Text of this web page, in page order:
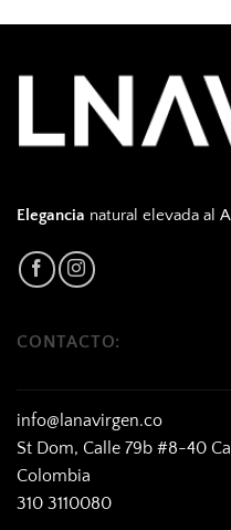
Elegancia natural elevada al
CONTACTO:
info@lanavirgen.co
St Dom, Calle 79b #8-40
Colombia
310 3110080